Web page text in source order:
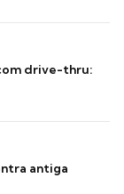
drive-thru:
antiga